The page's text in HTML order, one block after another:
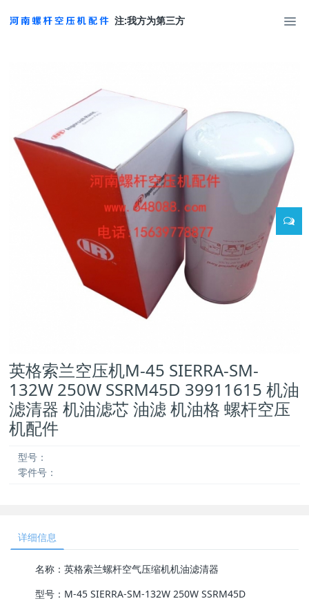
注:我方为第三方
英格索兰空压机M-45 SIERRA-SM-
132W 250W SSRM45D 39911615 机油
滤清器 机油滤芯 油滤 机油格 螺杆空压
机配件
型号：
零件号：
详细信息
名称：英格索兰螺杆空气压缩机机油滤清器
型号：M-45 SIERRA-SM-132W 250W SSRM45D